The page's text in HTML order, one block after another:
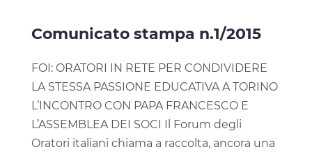
Comunicato stampa n.1/2015
FOI: ORATORI IN RETE PER CONDIVIDERE
LA STESSA PASSIONE EDUCATIVA A TORINO
L’INCONTRO CON PAPA FRANCESCO E
L’ASSEMBLEA DEI SOCI Il Forum degli
Oratori italiani chiama a raccolta, ancora una